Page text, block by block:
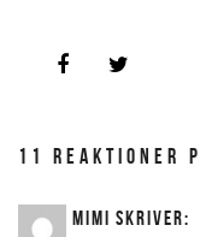
11 REAKTIONER
MIMI SKRIVER: